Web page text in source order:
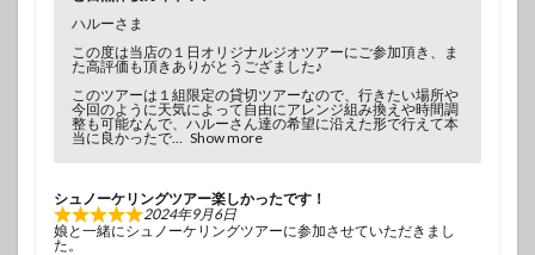
ハルーさま
この度は当店の１日オリジナルジオツアーにご参加頂き、ま
た高評価も頂きありがとうござました♪
このツアーは１組限定の貸切ツアーなので、行きたい場所や
今回のように天気によって自由にアレンジ組み換えや時間調
整も可能なんで、ハルーさん達の希望に沿えた形で行えて本
当に良かったで
Show more
シュノーケリングツアー楽しかったです！
2024年9月6日
娘と一緒にシュノーケリングツアーに参加させていただきまし
た。